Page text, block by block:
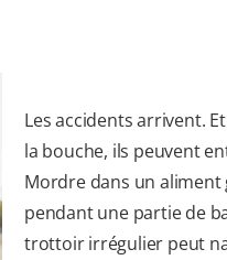
Les accidents arrivent.
la bouche, ils peuvent
Mordre dans un
pendant une partie de
trottoir irrégulier peut